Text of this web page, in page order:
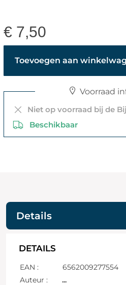
€ 7,50
Toevoegen aan
Voorraad
Niet op voorraad bij de
Beschikbaar
Details
DETAILS
EAN :
6562009277554
Auteur :
...